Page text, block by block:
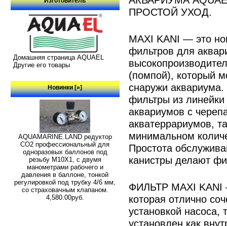
Домашняя страница AQUAEL
Другие его товары
Новинки [»]
AQUAMARINE.LAND редуктор
СО2 профессиональный для
одноразовых баллонов под
резьбу M10X1, с двумя
манометрами рабочего и
давления в баллоне, тонкой
регулировкой под трубку 4/6 мм,
со страховачным клапаном.
4,580.00руб.
ПРОСТОЙ УХОД.
MAXI KANI — это
фильтров для
(помпой), который
снаружи аквариума.
фильтры из
аквариумов с
акватеррариумов,
минимальном
Простота
канистры делают
ФИЛЬТР MAXI KANI
которая отлично
установкой
установлен как